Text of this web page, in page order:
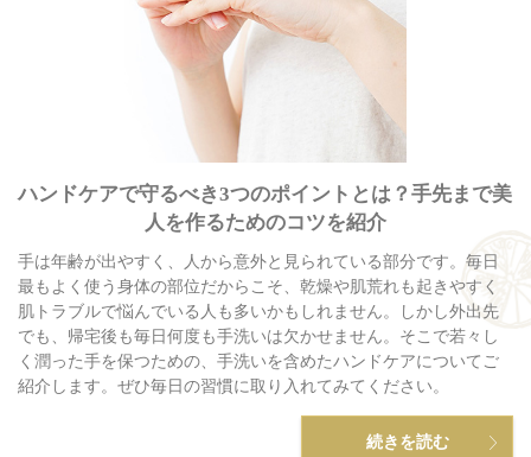
ハンドケアで守るべき3つのポイントとは？手先まで美
人を作るためのコツを紹介
手は年齢が出やすく、人から意外と見られている部分です。毎日
最もよく使う身体の部位だからこそ、乾燥や肌荒れも起きやすく
肌トラブルで悩んでいる人も多いかもしれません。しかし外出先
でも、帰宅後も毎日何度も手洗いは欠かせません。そこで若々し
く潤った手を保つための、手洗いを含めたハンドケアについてご
紹介します。ぜひ毎日の習慣に取り入れてみてください。
続きを読む